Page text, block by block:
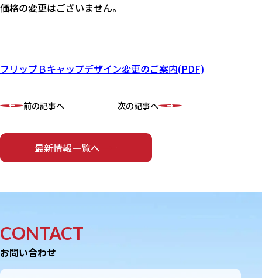
価格の変更はございません。
フリップＢキャップデザイン変更のご案内(PDF)
前の記事へ
最新情報一覧へ
次の記事へ
CONTACT
お問い合わせ